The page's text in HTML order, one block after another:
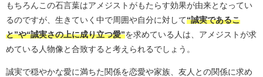
もちろんこの石言葉はアメジストがもたらす効果が由来となってい
るのですが、生きていく中で周囲や自分に対して“誠実であるこ
と”や“誠実さの上に成り立つ愛”を求めている人は、アメジストが求
めている人物像と合致すると考えられるでしょう。
誠実で穏やかな愛に満ちた関係を恋愛や家族、友人との関係に求め